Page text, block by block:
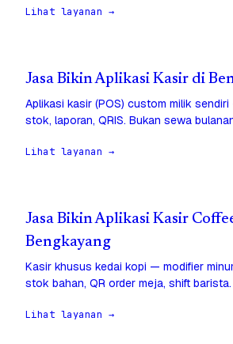
Lihat layanan →
Jasa Bikin Aplikasi Kasir di
Aplikasi kasir (POS) custom milik
stok, laporan, QRIS. Bukan sewa
Lihat layanan →
Jasa Bikin Aplikasi Kasir
Bengkayang
Kasir khusus kedai kopi — modifier
stok bahan, QR order meja, shift barista.
Lihat layanan →